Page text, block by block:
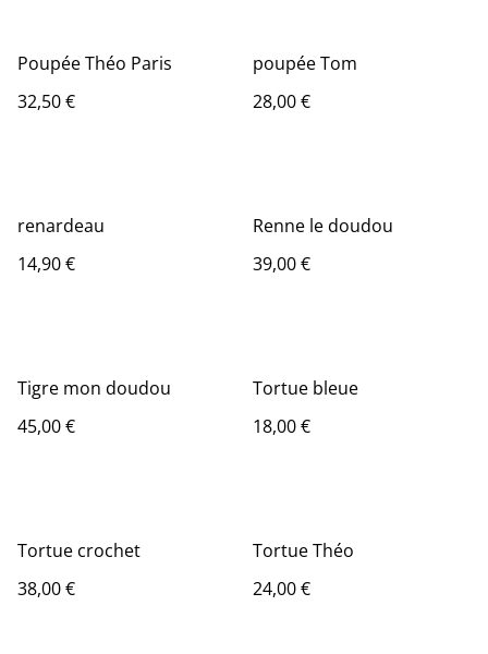
Poupée Théo Paris
32,50 €
poupée Tom
28,00 €
renardeau
14,90 €
Renne le doudou
39,00 €
Tigre mon doudou
45,00 €
Tortue bleue
18,00 €
Tortue crochet
38,00 €
Tortue Théo
24,00 €